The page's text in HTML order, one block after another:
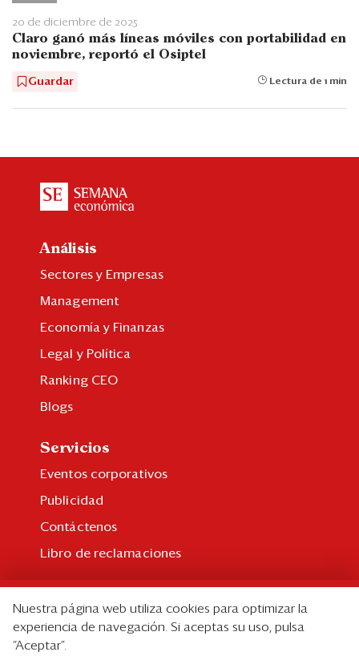
20 de diciembre de 2025
Claro ganó más líneas móviles con portabilidad en
noviembre, reportó el Osiptel
Guardar Lectura de 1 min
Análisis
Sectores y Empresas
Management
Economía y Finanzas
Legal y Política
Ranking CEO
Blogs
Servicios
Eventos corporativos
Publicidad
Contáctenos
Libro de reclamaciones
Suscripción individual
Paquetes corporativos
Nuestra página web utiliza cookies para optimizar la
experiencia de navegación. Si aceptas su uso, pulsa
“Aceptar”.